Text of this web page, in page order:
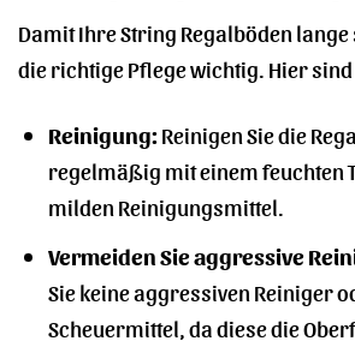
Damit Ihre String Regalböden
die richtige Pflege wichtig. Hier
Reinigung:Reinigen Sie die
regelmäßig mit einem feuchten
milden Reinigungsmittel.
Vermeiden Sie aggressive
Sie keine aggressiven Reiniger
Scheuermittel, da diese die